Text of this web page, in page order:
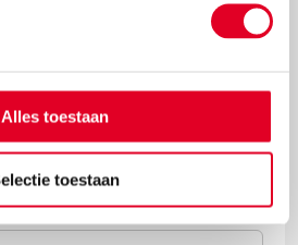
Alles toestaan
toestaan